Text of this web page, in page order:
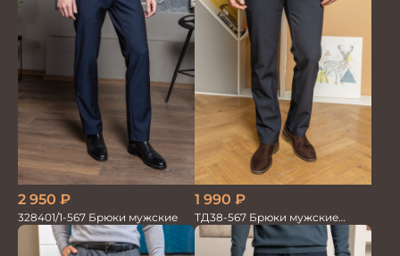
2 950 ₽
328401/1-567 Брюки мужские
1 990 ₽
ТД38-567 Брюки мужские
трикотажные